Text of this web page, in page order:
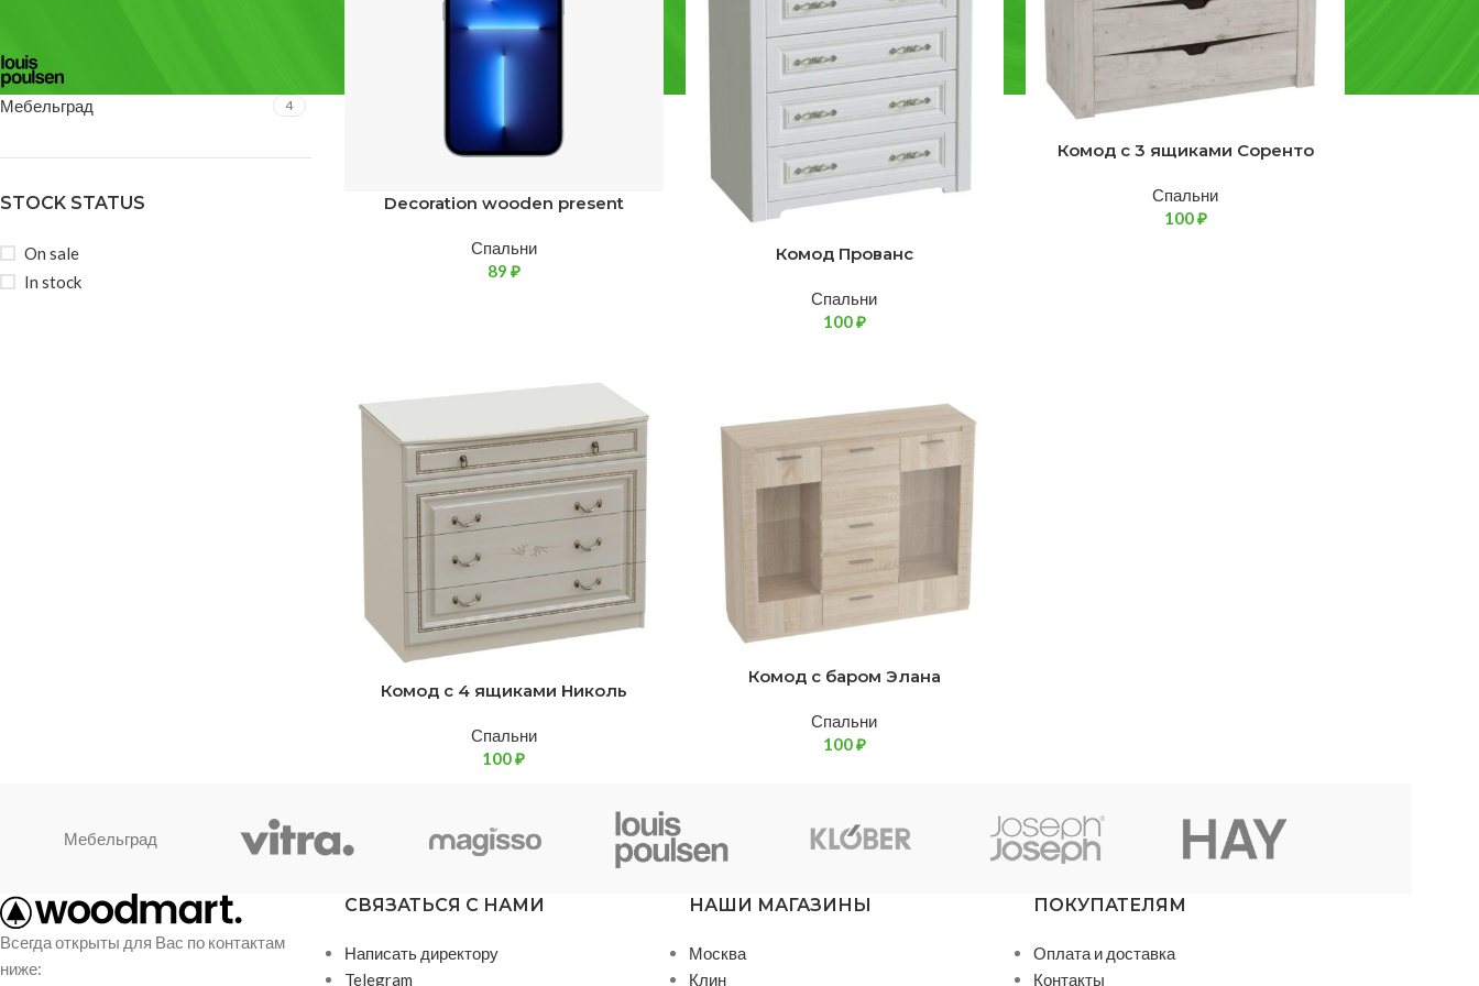
Мебельград 4
STOCK STATUS
On sale
In stock
Decoration wooden present
Спальни
89 ₽
Комод Прованс
Спальни
100₽
Комод с 3 ящиками Соренто
Спальни
100₽
Комод с 4 ящиками Николь
Спальни
100₽
Комод с баром Элана
Спальни
100₽
Мебельград
Всегда открыты для Вас по контактам
ниже:
СВЯЗАТЬСЯ С НАМИ
Написать директору
Telegram
НАШИ МАГАЗИНЫ
Москва
Клин
ПОКУПАТЕЛЯМ
Оплата и доставка
Контакты